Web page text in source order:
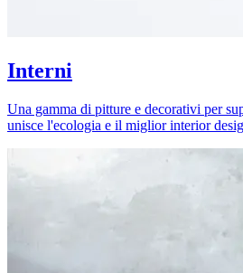
Interni
Una gamma di pitture e decorativi per
unisce l'ecologia e il miglior interior